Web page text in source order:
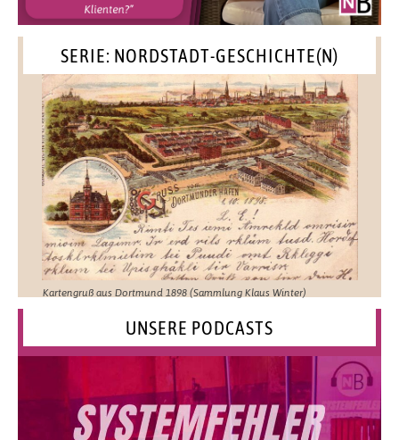
SERIE: NORDSTADT-GESCHICHTE(N)
Kartengruß aus Dortmund 1898 (Sammlung Klaus Winter)
UNSERE PODCASTS